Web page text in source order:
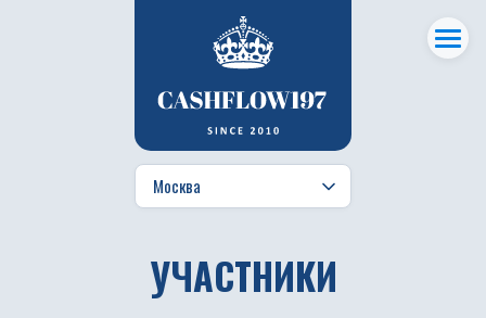
УЧАСТНИКИ